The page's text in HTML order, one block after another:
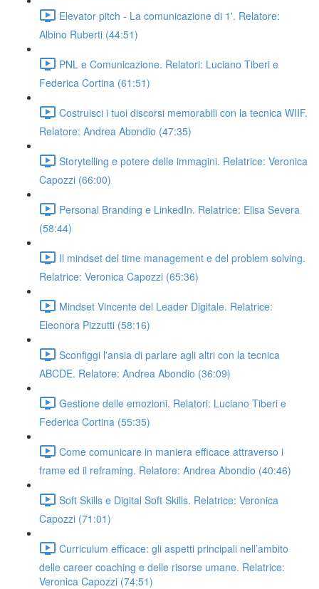
Elevator pitch - La comunicazione di 1'. Relatore:
Albino Ruberti (44:51)
PNL e Comunicazione. Relatori: Luciano Tiberi e
Federica Cortina (61:51)
Costruisci i tuoi discorsi memorabili con la tecnica WIIF.
Relatore: Andrea Abondio (47:35)
Storytelling e potere delle immagini. Relatrice: Veronica
Capozzi (66:00)
Personal Branding e LinkedIn. Relatrice: Elisa Severa
(58:44)
Il mindset del time management e del problem solving.
Relatrice: Veronica Capozzi (65:36)
Mindset Vincente del Leader Digitale. Relatrice:
Eleonora Pizzutti (58:16)
Sconfiggi l'ansia di parlare agli altri con la tecnica
ABCDE. Relatore: Andrea Abondio (36:09)
Gestione delle emozioni. Relatori: Luciano Tiberi e
Federica Cortina (55:35)
Come comunicare in maniera efficace attraverso i
frame ed il reframing. Relatore: Andrea Abondio (40:46)
Soft Skills e Digital Soft Skills. Relatrice: Veronica
Capozzi (71:01)
Curriculum efficace: gli aspetti principali nell’ambito
delle career coaching e delle risorse umane. Relatrice:
Veronica Capozzi (74:51)